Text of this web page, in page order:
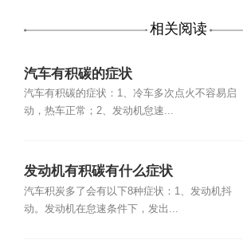
相关阅读
汽车有积碳的症状
汽车有积碳的症状：1、冷车多次点火不容易启
动，热车正常；2、发动机怠速...
发动机有积碳有什么症状
汽车积炭多了会有以下8种症状：1、发动机抖
动。发动机在怠速条件下，发出...